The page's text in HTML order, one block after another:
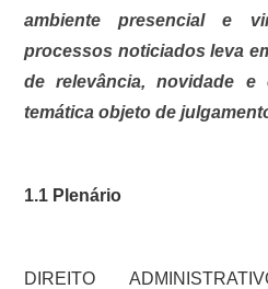
ambiente presencial e
processos noticiados leva
de relevância, novidade e
temática objeto de
1.1 Plenário
DIREITO